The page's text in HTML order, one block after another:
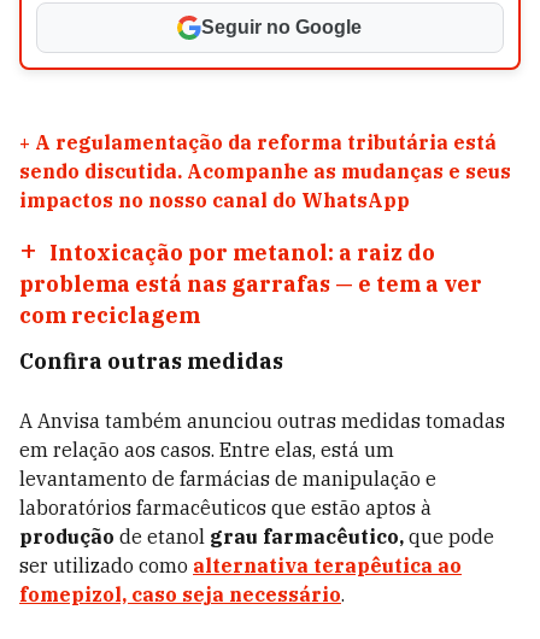
Seguir no Google
+ A regulamentação da reforma tributária está
sendo discutida. Acompanhe as mudanças e seus
impactos no nosso canal do WhatsApp
Intoxicação por metanol: a raiz do
problema está nas garrafas — e tem a ver
com reciclagem
Confira outras medidas
A Anvisa também anunciou outras medidas tomadas
em relação aos casos. Entre elas, está um
levantamento de farmácias de manipulação e
laboratórios farmacêuticos que estão aptos à
produção de etanol grau farmacêutico, que pode
ser utilizado como alternativa terapêutica ao
fomepizol, caso seja necessário.